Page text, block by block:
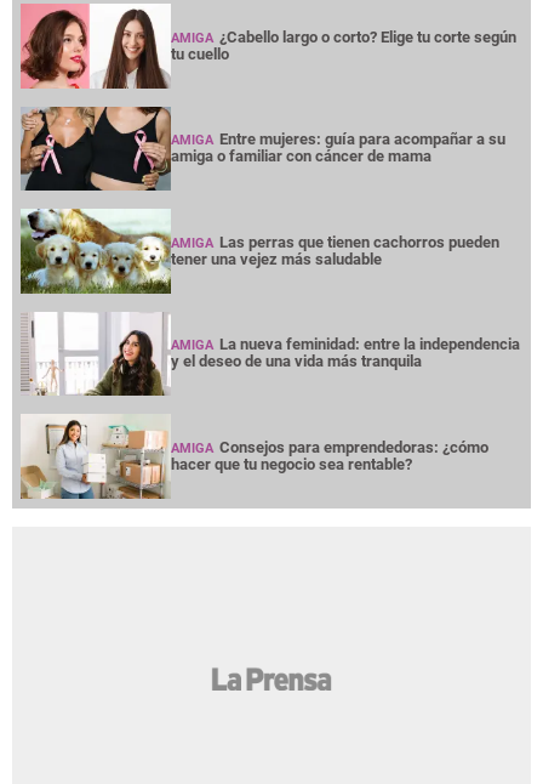
AMIGA ¿Cabello largo o corto? Elige tu corte según
tu cuello
AMIGA Entre mujeres: guía para acompañar a su
amiga o familiar con cáncer de mama
AMIGA Las perras que tienen cachorros pueden
tener una vejez más saludable
AMIGA La nueva feminidad: entre la independencia
y el deseo de una vida más tranquila
AMIGA Consejos para emprendedoras: ¿cómo
hacer que tu negocio sea rentable?